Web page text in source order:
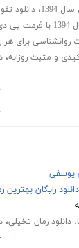
1394
،دانلود
دی اف
روانشناسی برای هر
و مثبت روزانه،
یوسفی
دانلود رایگان بهترین
دانلود رمان تخیلی،